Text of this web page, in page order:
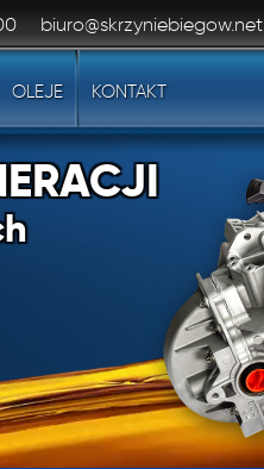
biuro@skrzyniebiegow.net
OLEJE KONTAKT